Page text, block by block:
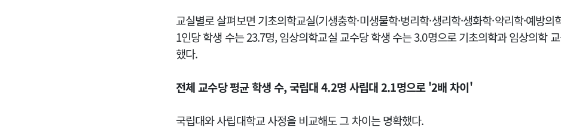
교실별로 살펴보면 기초의학교실(기생충학·미생물학·병리학·생리학·생화학·약리학·예방의
1인당 학생 수는 23.7명, 임상의학교실 교수당 학생 수는 3.0명으로 기초의학과 임상의학
했다.
전체 교수당 평균 학생 수, 국립대 4.2명 사립대 2.1명으로 '2배 차이'
국립대와 사립대학교 사정을 비교해도 그 차이는 명확했다.